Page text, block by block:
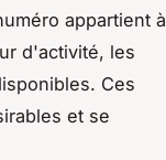
appartient à
d'activité, les
Ces
et se